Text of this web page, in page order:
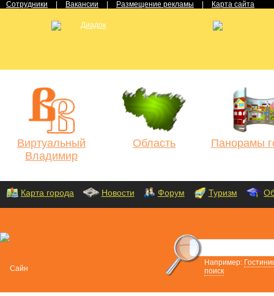
Сотрудники Вакансии Размещение рекламы Карта сайта
Виртуальный
Владимир
Область Панорамы
Карта города Новости Форум Туризм
Например:
поиск